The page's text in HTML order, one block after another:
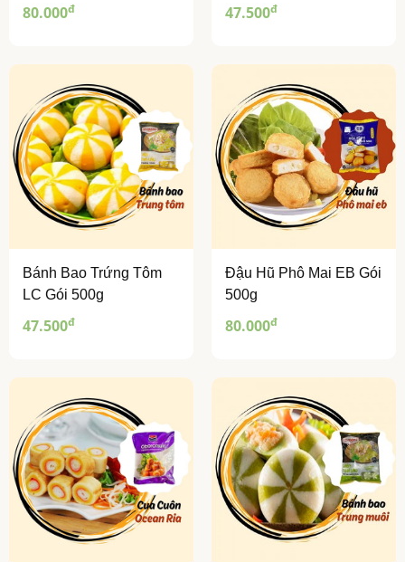
80.000đ 47.500đ
Bánh Bao Trứng Tôm
LC Gói 500g
47.500đ
Đậu Hũ Phô Mai EB Gói
500g
80.000đ